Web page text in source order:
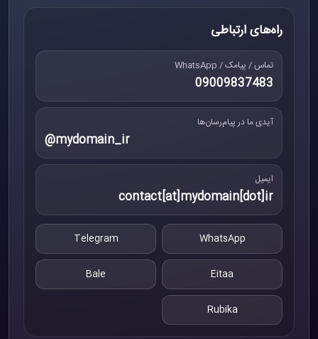
راه‌های ارتباطی
تماس / پیامک / WhatsApp
09009837483
آیدی ما در پیام‌رسان‌ها
@mydomain_ir
ایمیل
contact[at]mydomain[dot]ir
WhatsApp
Telegram
Eitaa
Bale
Rubika